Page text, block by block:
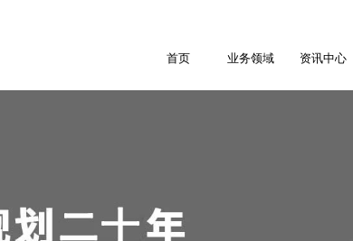
首页 业务领域 资讯中心